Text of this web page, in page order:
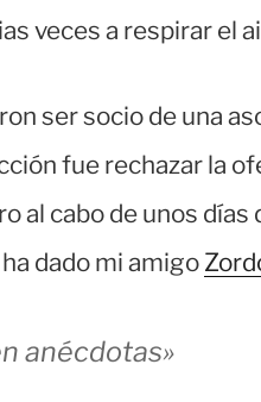
veces a respirar el
ser socio de una
fue rechazar la
al cabo de unos
dado mi amigo
anécdotas»